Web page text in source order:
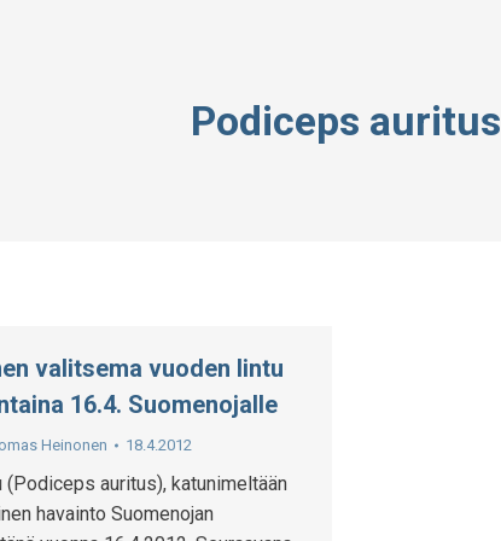
Podiceps auritus
valitsema vuoden lintu
16.4. Suomenojalle
Heinonen 18.4.2012
(Podiceps auritus), katunimeltään
havainto Suomenojan